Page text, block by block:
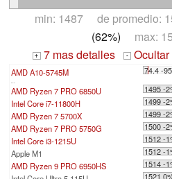
min: 1487 de promedio:
(62%) max:
+ 7 mas detalles -
AMD A10-5745M 74.4 -
...
AMD Ryzen 7 PRO 6850U
1495 -
Intel Core i7-11800H
1499 -
AMD Ryzen 7 5700X
1499 -
AMD Ryzen 7 PRO 5750G
1500 -
Intel Core i3-1215U
1512 -
Apple M1
1512 -
AMD Ryzen 9 PRO 6950HS
1514 -
1521